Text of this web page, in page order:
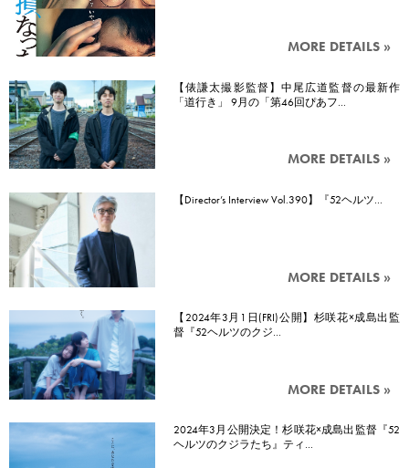
MORE DETAILS »
【俵謙太撮影監督】中尾広道監督の最新作
「道行き」 9月の「第46回ぴあフ…
MORE DETAILS »
【Director’s Interview Vol.390】『52ヘルツ…
MORE DETAILS »
【2024年3月1日(FRI)公開】杉咲花×成島出監
督『52ヘルツのクジ…
MORE DETAILS »
2024年3月公開決定！杉咲花×成島出監督『52
ヘルツのクジラたち』ティ…